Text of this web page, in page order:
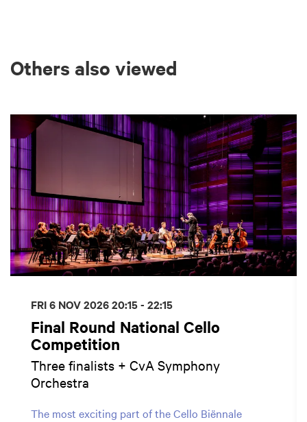
Others also viewed
Final Round National Cello
Competition
Three finalists + CvA Symphony
Orchestra
The most exciting part of the Cello Biënnale
FRI 6 NOV 202620:15 - 22:15